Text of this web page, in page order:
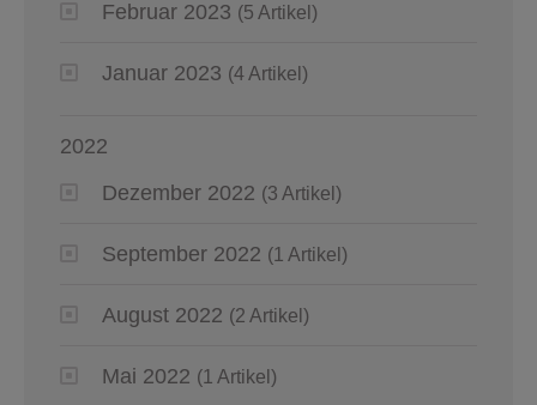
Februar 2023 (5 Artikel)
Januar 2023 (4 Artikel)
2022
Dezember 2022 (3 Artikel)
September 2022 (1 Artikel)
August 2022 (2 Artikel)
Mai 2022 (1 Artikel)